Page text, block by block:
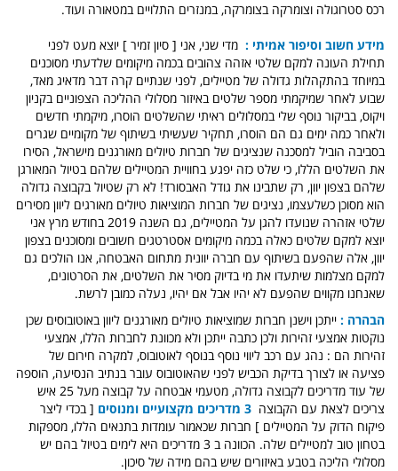
רכס סטרוגולה וצומרקה בצומרקה, במנזרים התלויים במטאורה ועוד.
מידע חשוב וסיפור אמיתי : מדי שני, אני [ סיון זמיר ] יוצא מעט לפני
תחילת העונה למקם שלטי אזהה צהובים בכמה מיקומים שלדעתי מסוכנים
במיוחד בהתקהלות גדולה של מטיילים, לפני שנתיים קרה דבר מדאיג מאד,
שבוע לאחר שמיקמתי מספר שלטים באיזור מסלולי ההליכה הצפוניים בקניון
ויקוס, בביקור נוסף שלי במסלולים ראיתי שהשלטים הוסרו, מיקמתי חדשים
ולאחר כמה ימים גם הם הוסרו, תחקיר שעשיתי בשיתוף של מקומיים שגרים
בסביבה הוביל למסכנה שנציגים של חברות טיולים מאורגנים מישראל, הסירו
את השלטים הללו, כי שלט כזה יפגע בחוויית המטיילים שלהם בטיול המאורגן
שלהם בצפון יוון, רק שתבינו את גודל האבסורד! לא רק שטיול בקבוצה גדולה
הוא מסוכן כשלעצמו, נציגים של חברות המוציאות טיולים מאורגים ליוון מסירים
שלטי אזהרה שנועדו להגן על המטיילים, גם השנה 2019 בחודש מרץ אני
יוצא למקם שלטים כאלה בכמה מיקומים אסטרטגים חשובים ומסוכנים בצפון
יוון, אלה שהפעם בשיתוף עם חברה יוונית מתחום האבטחה, אנו הולכים גם
למקם מצלמות שיתעדו את מי בדיוק מסיר את השלטים, את הסרטונים,
שאנחנו מקווים שהפעם לא יהיו אבל אם יהיו, נעלה כמובן לרשת.
הבהרה : ייתכן וישנן חברות שמוציאות טיולים מאורגנים ליוון באוטובוסים שכן
נוקטות אמצעי זהירות ולכן כתבה ייתכן ולא מכוונת לחברות הללו, אמצעי
זהירות הם : נהג עם רכב ליווי נוסף בנוסף לאוטובוס, למקרה חירום של
פציעה או לצורך בדיקת הכביש לפני שהאוטובוס עובר בנתיב הנסיעה, הוספה
של עוד מדריכים לקבוצה גדולה, מטעמי אבטחה על קבוצה מעל 25 איש
צריכים לצאת עם הקבוצה 3 מדריכים מקצועיים ומנוסים
[ בכדי ליצר
פיקוח הדוק על המטיילים ] חברות שכאמור עומדות בתנאים הללו, מספקות
בטחון טוב למטיילים שלה. הכוונה ב 3 מדריכים היא לימים בטיול בהם יש
מסלולי הליכה בטבע באיזורים שיש בהם מידה של סיכון.